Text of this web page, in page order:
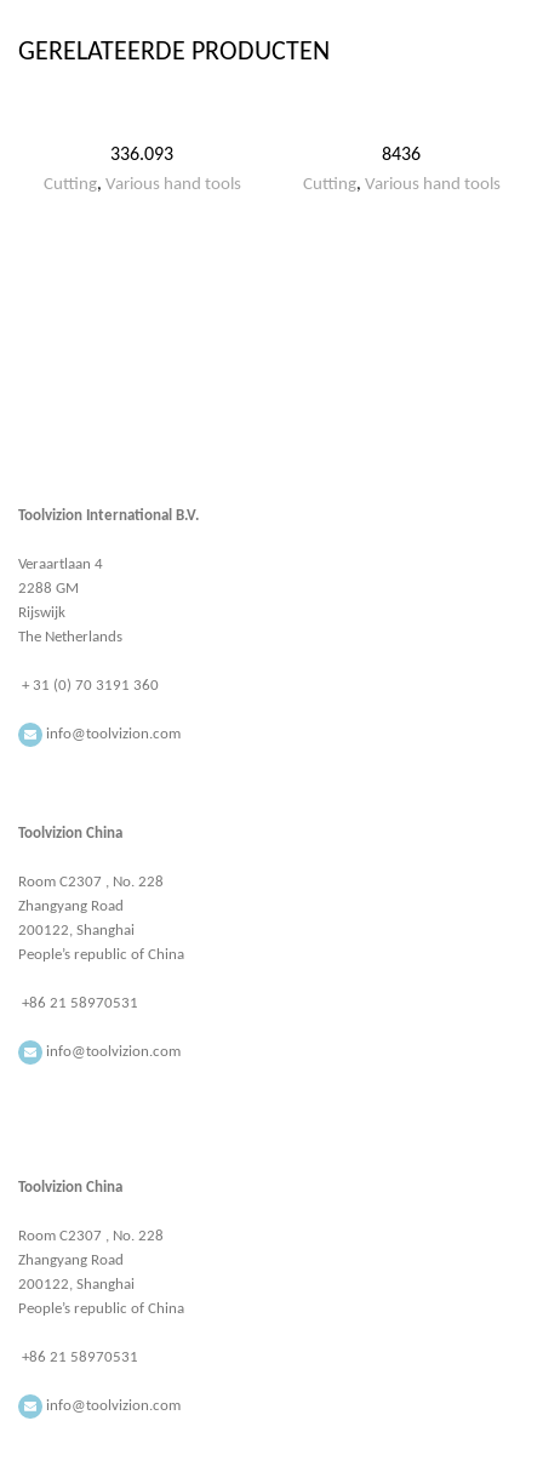
GERELATEERDE PRODUCTEN
336.093
Cutting, Various hand tools
8436
Cutting, Various hand tools
Toolvizion International B.V.
Veraartlaan 4
2288 GM
Rijswijk
The Netherlands
+ 31 (0) 70 3191 360
info@toolvizion.com
Toolvizion China
Room C2307 , No. 228
Zhangyang Road
200122, Shanghai
People’s republic of China
+86 21 58970531
info@toolvizion.com
Toolvizion China
Room C2307 , No. 228
Zhangyang Road
200122, Shanghai
People’s republic of China
+86 21 58970531
info@toolvizion.com